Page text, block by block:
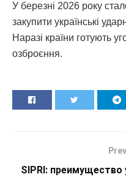
У березні 2026 року
закупити українські
Наразі країни готують
озброєння.
SIPRI: